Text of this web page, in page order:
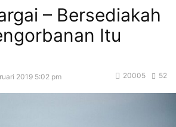
– Bersediakah
Itu
2019 5:02 pm 52
20005